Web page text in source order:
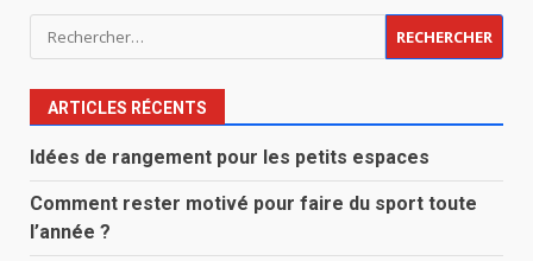
Rechercher :
ARTICLES RÉCENTS
Idées de rangement pour les petits espaces
Comment rester motivé pour faire du sport toute
l’année ?